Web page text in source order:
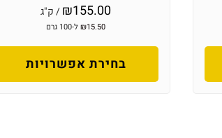
₪155.00 / ק"ג
₪15.50 ל-100 גרם
בחירת אפשרויות